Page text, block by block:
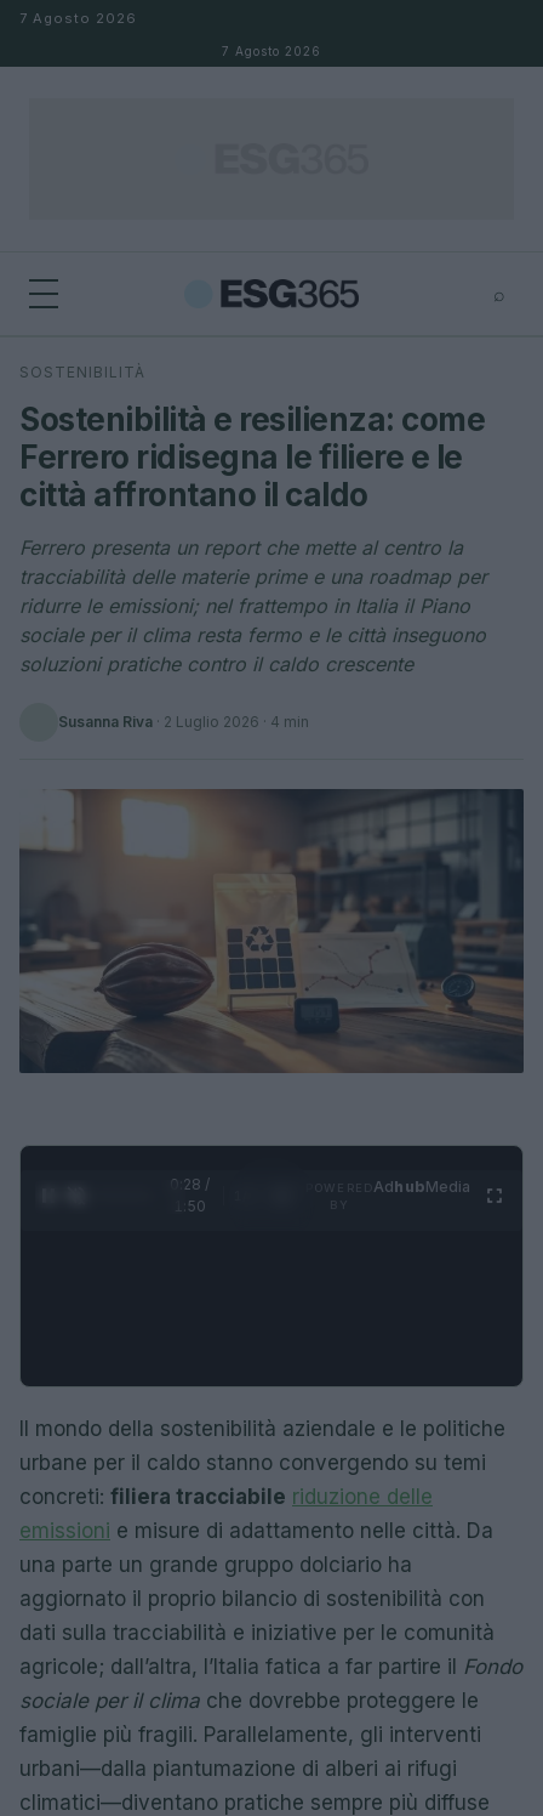
Salta al contenuto
7 Agosto 2026
7 Agosto 2026
⌕
Cerca
SOSTENIBILITÀ
Sostenibilità e resilienza: come
Ferrero ridisegna le filiere e le
città affrontano il caldo
Ferrero presenta un report che mette al centro la
tracciabilità delle materie prime e una roadmap per
ridurre le emissioni; nel frattempo in Italia il Piano
sociale per il clima resta fermo e le città inseguono
soluzioni pratiche contro il caldo crescente
Susanna Riva · 2 Luglio 2026 · 4 min
0:29 /
1:50
AdhubMedia
Il mondo della sostenibilità aziendale e le politiche
urbane per il caldo stanno convergendo su temi
concreti: filiera tracciabile riduzione delle
emissioni e misure di adattamento nelle città. Da
una parte un grande gruppo dolciario ha
aggiornato il proprio bilancio di sostenibilità con
dati sulla tracciabilità e iniziative per le comunità
agricole; dall’altra, l’Italia fatica a far partire il Fondo
sociale per il clima che dovrebbe proteggere le
famiglie più fragili. Parallelamente, gli interventi
urbani—dalla piantumazione di alberi ai rifugi
climatici—diventano pratiche sempre più diffuse